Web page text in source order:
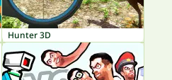
Hunter 3D